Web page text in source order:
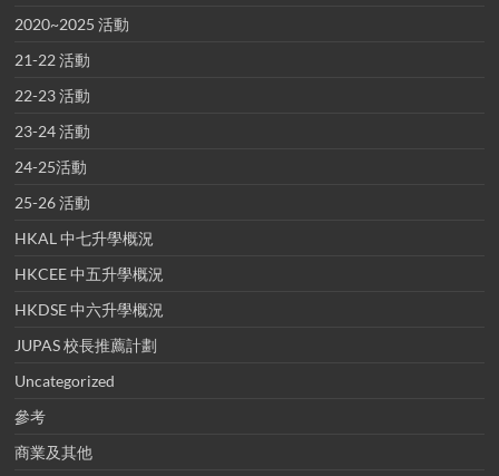
2020~2025 活動
21-22 活動
22-23 活動
23-24 活動
24-25活動
25-26 活動
HKAL 中七升學概況
HKCEE 中五升學概況
HKDSE 中六升學概況
JUPAS 校長推薦計劃
Uncategorized
參考
商業及其他